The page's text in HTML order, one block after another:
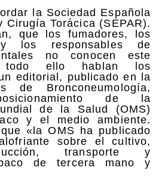
la Sociedad Española
Cirugía Torácica (SEPAR).
que los fumadores, los
y los responsables de
no conocen este
todo ello hablan los
editorial, publicado en la
de Bronconeumología,
de la
de la Salud (OMS)
y el medio ambiente.
«la OMS ha publicado
sobre el cultivo,
transporte y
de tercera mano y